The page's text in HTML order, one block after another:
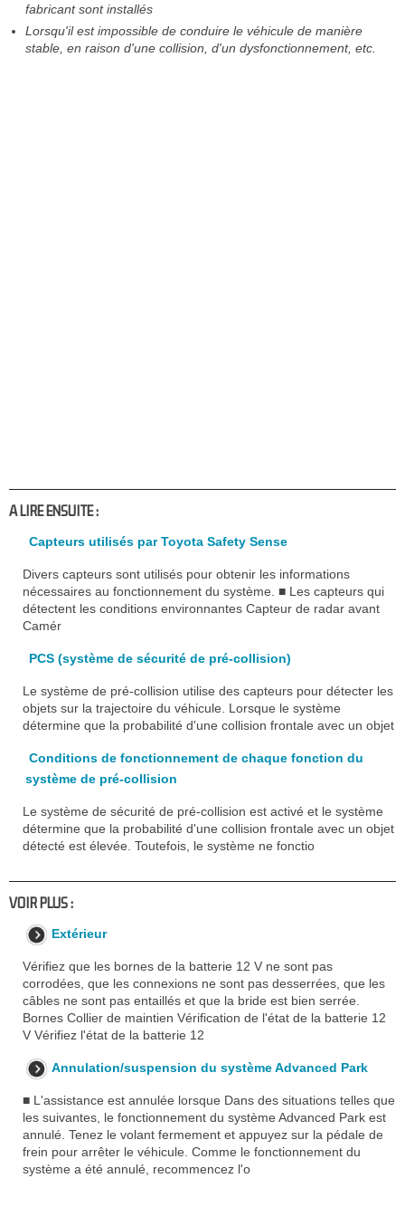
fabricant sont installés
Lorsqu'il est impossible de conduire le véhicule de manière
stable, en raison d'une collision, d'un dysfonctionnement, etc.
A LIRE ENSUITE :
Capteurs utilisés par Toyota Safety Sense
Divers capteurs sont utilisés pour obtenir les informations
nécessaires au fonctionnement du système. ■ Les capteurs qui
détectent les conditions environnantes Capteur de radar avant
Camér
PCS (système de sécurité de pré-collision)
Le système de pré-collision utilise des capteurs pour détecter les
objets sur la trajectoire du véhicule. Lorsque le système
détermine que la probabilité d'une collision frontale avec un objet
Conditions de fonctionnement de chaque fonction du
système de pré-collision
Le système de sécurité de pré-collision est activé et le système
détermine que la probabilité d'une collision frontale avec un objet
détecté est élevée. Toutefois, le système ne fonctio
VOIR PLUS :
Extérieur
Vérifiez que les bornes de la batterie 12 V ne sont pas
corrodées, que les connexions ne sont pas desserrées, que les
câbles ne sont pas entaillés et que la bride est bien serrée.
Bornes Collier de maintien Vérification de l'état de la batterie 12
V Vérifiez l'état de la batterie 12
Annulation/suspension du système Advanced Park
■ L'assistance est annulée lorsque Dans des situations telles que
les suivantes, le fonctionnement du système Advanced Park est
annulé. Tenez le volant fermement et appuyez sur la pédale de
frein pour arrêter le véhicule. Comme le fonctionnement du
système a été annulé, recommencez l'o